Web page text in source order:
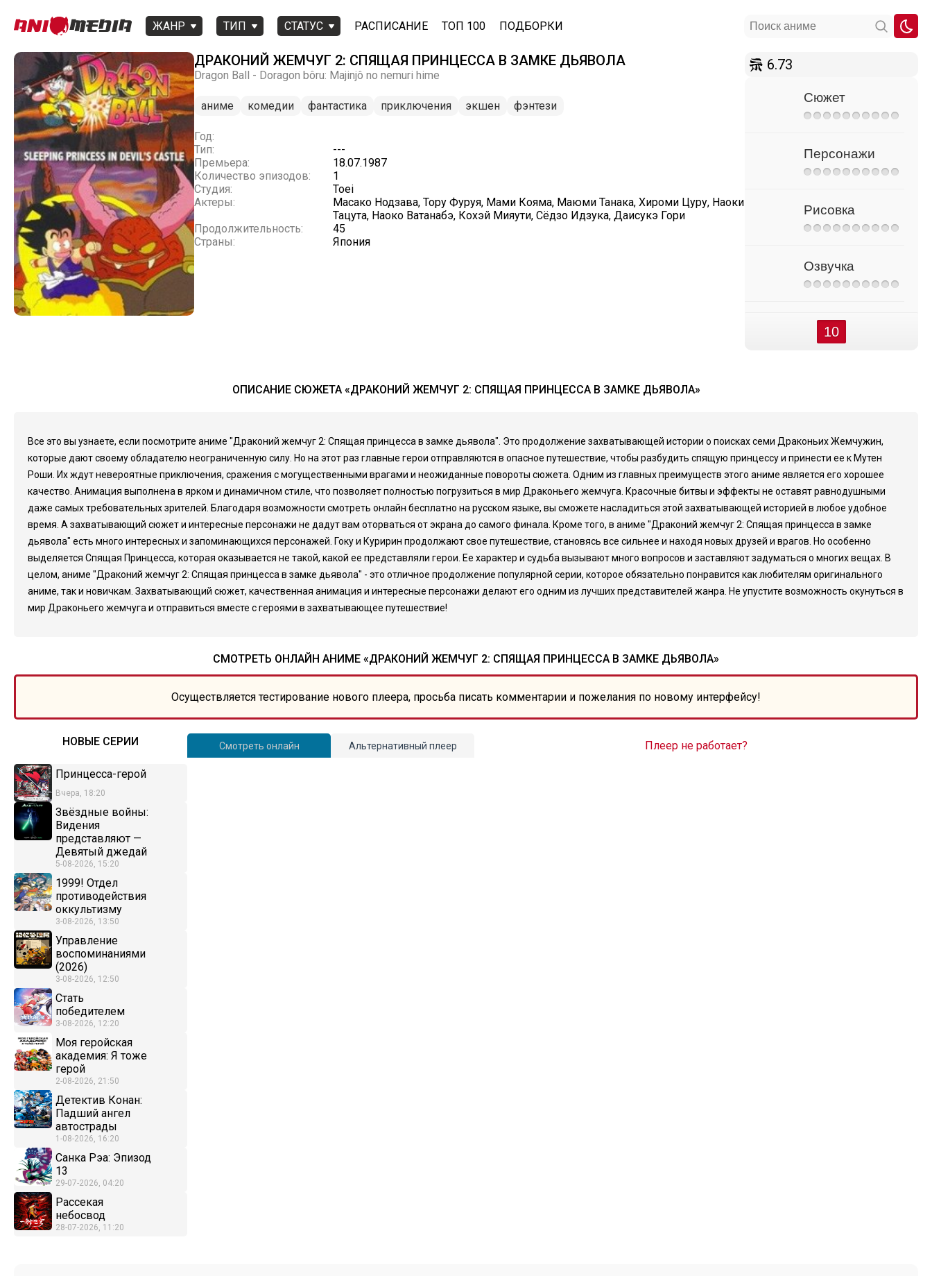
ЖАНР ТИП СТАТУС РАСПИСАНИЕ ТОП 100 ПОДБОРКИ
ДРАКОНИЙ ЖЕМЧУГ 2: СПЯЩАЯ ПРИНЦЕССА В ЗАМКЕ ДЬЯВОЛА
Dragon Ball - Doragon bôru: Majinjô no nemuri hime
аниме комедии фантастика приключения экшен фэнтези
Год:
Тип:
---
Премьера:
18.07.1987
Количество эпизодов:
1
Студия:
Toei
Актеры:
Масако Нодзава, Тору Фуруя, Мами Кояма, Маюми Танака, Хироми Цуру, Наоки
Тацута, Наоко Ватанабэ, Кохэй Мияути, Сёдзо Идзука, Даисукэ Гори
Продолжительность:
45
Страны:
Япония
6.73
Сюжет
Персонажи
Рисовка
Озвучка
10
ОПИСАНИЕ СЮЖЕТА «ДРАКОНИЙ ЖЕМЧУГ 2: СПЯЩАЯ ПРИНЦЕССА В ЗАМКЕ ДЬЯВОЛА»
Все это вы узнаете, если посмотрите аниме "Драконий жемчуг 2: Спящая принцесса в замке дьявола". Это продолжение захватывающей истории о поисках семи Драконьих Жемчужин,
которые дают своему обладателю неограниченную силу. Но на этот раз главные герои отправляются в опасное путешествие, чтобы разбудить спящую принцессу и принести ее к Мутен
Роши. Их ждут невероятные приключения, сражения с могущественными врагами и неожиданные повороты сюжета. Одним из главных преимуществ этого аниме является его хорошее
качество. Анимация выполнена в ярком и динамичном стиле, что позволяет полностью погрузиться в мир Драконьего жемчуга. Красочные битвы и эффекты не оставят равнодушными
даже самых требовательных зрителей. Благодаря возможности смотреть онлайн бесплатно на русском языке, вы сможете насладиться этой захватывающей историей в любое удобное
время. А захватывающий сюжет и интересные персонажи не дадут вам оторваться от экрана до самого финала. Кроме того, в аниме "Драконий жемчуг 2: Спящая принцесса в замке
дьявола" есть много интересных и запоминающихся персонажей. Гоку и Куририн продолжают свое путешествие, становясь все сильнее и находя новых друзей и врагов. Но особенно
выделяется Спящая Принцесса, которая оказывается не такой, какой ее представляли герои. Ее характер и судьба вызывают много вопросов и заставляют задуматься о многих вещах. В
целом, аниме "Драконий жемчуг 2: Спящая принцесса в замке дьявола" - это отличное продолжение популярной серии, которое обязательно понравится как любителям оригинального
аниме, так и новичкам. Захватывающий сюжет, качественная анимация и интересные персонажи делают его одним из лучших представителей жанра. Не упустите возможность окунуться в
мир Драконьего жемчуга и отправиться вместе с героями в захватывающее путешествие!
СМОТРЕТЬ ОНЛАЙН АНИМЕ «ДРАКОНИЙ ЖЕМЧУГ 2: СПЯЩАЯ ПРИНЦЕССА В ЗАМКЕ ДЬЯВОЛА»
Осуществляется тестирование нового плеера, просьба писать комментарии и пожелания по новому интерфейсу!
НОВЫЕ СЕРИИ
Принцесса-герой
Вчера, 18:20
Звёздные войны:
Видения
представляют —
Девятый джедай
5-08-2026, 15:20
1999! Отдел
противодействия
оккультизму
3-08-2026, 13:50
Управление
воспоминаниями
(2026)
3-08-2026, 12:50
Стать
победителем
3-08-2026, 12:20
Моя геройская
академия: Я тоже
герой
2-08-2026, 21:50
Детектив Конан:
Падший ангел
автострады
1-08-2026, 16:20
Санка Рэа: Эпизод
13
29-07-2026, 04:20
Рассекая
небосвод
28-07-2026, 11:20
Смотреть онлайн Альтернативный плеер Плеер не работает?